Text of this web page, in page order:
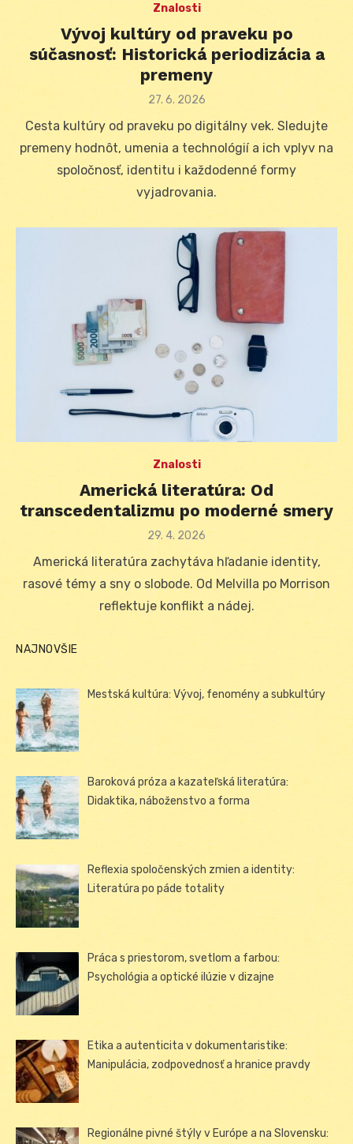
Znalosti
Vývoj kultúry od praveku po
súčasnosť: Historická periodizácia a
premeny
Posted
27. 6. 2026
Cesta kultúry od praveku po digitálny vek. Sledujte
premeny hodnôt, umenia a technológií a ich vplyv na
spoločnosť, identitu i každodenné formy
vyjadrovania.
Znalosti
Americká literatúra: Od
transcedentalizmu po moderné smery
Posted
29. 4. 2026
Americká literatúra zachytáva hľadanie identity,
rasové témy a sny o slobode. Od Melvilla po Morrison
reflektuje konflikt a nádej.
NAJNOVŠIE
Mestská kultúra: Vývoj, fenomény a subkultúry
Baroková próza a kazateľská literatúra:
Didaktika, náboženstvo a forma
Reflexia spoločenských zmien a identity:
Literatúra po páde totality
Práca s priestorom, svetlom a farbou:
Psychológia a optické ilúzie v dizajne
Etika a autenticita v dokumentaristike:
Manipulácia, zodpovednosť a hranice pravdy
Regionálne pivné štýly v Európe a na Slovensku: